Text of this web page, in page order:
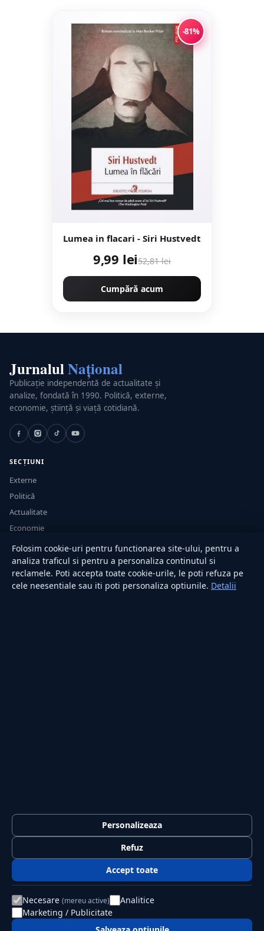
-81%
Lumea in flacari - Siri Hustvedt
9,99 lei52,81 lei
Cumpără acum
JurnalulNațional
Publicație independentă de actualitate și
analize, fondată în 1990. Politică, externe,
economie, știință și viață cotidiană.
SECȚIUNI
Externe
Politică
Actualitate
Economie
Sănătate
Utile
RUBRICI
Confidențialitate
Politica de cookies
© 2026 Jurnalul Național. Toate drepturile rezervate.
Folosim cookie-uri pentru functionarea site-ului, pentru a
analiza traficul si pentru a personaliza continutul si
reclamele. Poti accepta toate cookie-urile, le poti refuza pe
cele neesentiale sau iti poti personaliza optiunile. Detalii
Personalizeaza
Refuz
Accept toate
Necesare (mereu active)
Analitice
Marketing / Publicitate